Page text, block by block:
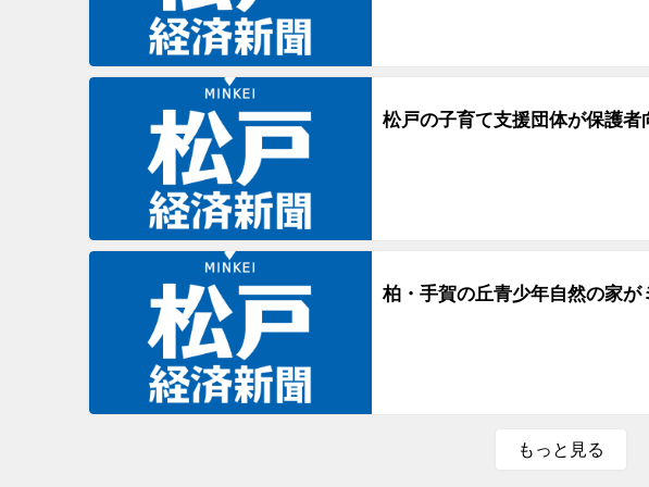
松戸の子育て支援団体が保護
柏・手賀の丘青少年自然の家
もっと見る